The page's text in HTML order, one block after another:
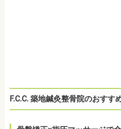
F.C.C. 築地鍼灸整骨院のおすす